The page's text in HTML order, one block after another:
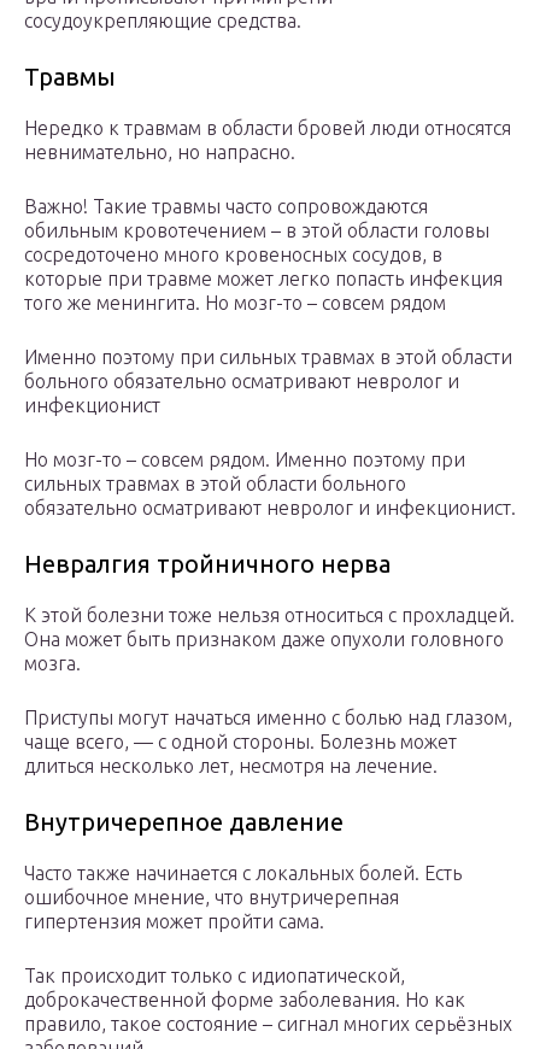
сосудоукрепляющие средства.
Травмы
Нередко к травмам в области бровей люди относятся
невнимательно, но напрасно.
Важно! Такие травмы часто сопровождаются
обильным кровотечением – в этой области головы
сосредоточено много кровеносных сосудов, в
которые при травме может легко попасть инфекция
того же менингита. Но мозг-то – совсем рядом
Именно поэтому при сильных травмах в этой области
больного обязательно осматривают невролог и
инфекционист
Но мозг-то – совсем рядом. Именно поэтому при
сильных травмах в этой области больного
обязательно осматривают невролог и инфекционист.
Невралгия тройничного нерва
К этой болезни тоже нельзя относиться с прохладцей.
Она может быть признаком даже опухоли головного
мозга.
Приступы могут начаться именно с болью над глазом,
чаще всего, — с одной стороны. Болезнь может
длиться несколько лет, несмотря на лечение.
Внутричерепное давление
Часто также начинается с локальных болей. Есть
ошибочное мнение, что внутричерепная
гипертензия может пройти сама.
Так происходит только с идиопатической,
доброкачественной форме заболевания. Но как
правило, такое состояние – сигнал многих серьёзных